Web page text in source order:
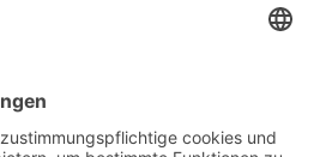
angesehen